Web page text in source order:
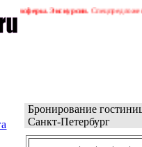
Экскурсии.Спецпредложения
Бронирование
Санкт-Петербург